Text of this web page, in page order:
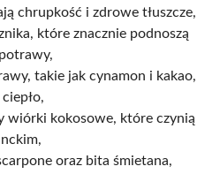
chrupkość i zdrowe tłuszcze,
które znacznie podnoszą
takie jak cynamon i kakao,
wiórki kokosowe, które czynią
oraz bita śmietana,